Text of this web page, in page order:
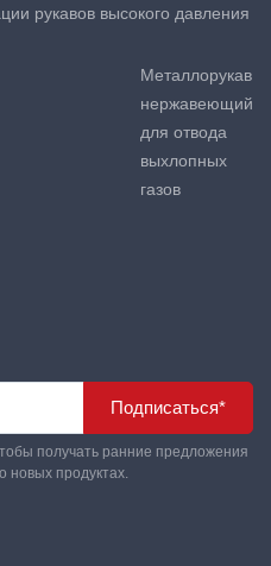
рукавов высокого давления
Металлорукав
нержавеющий
для отвода
выхлопных
газов
Подписаться*
получать ранние предложения
новых продуктах.